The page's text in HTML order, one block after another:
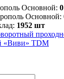
Основной:
Основной:
1952 шт
«Виви» TDM